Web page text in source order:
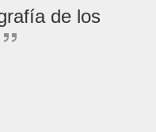
de los